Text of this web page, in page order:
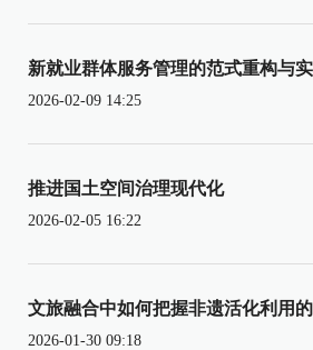
新就业群体服务管理的范式重构与
2026-02-09 14:25
推进国土空间治理现代化
2026-02-05 16:22
文旅融合中如何把握非遗活化利用
2026-01-30 09:18